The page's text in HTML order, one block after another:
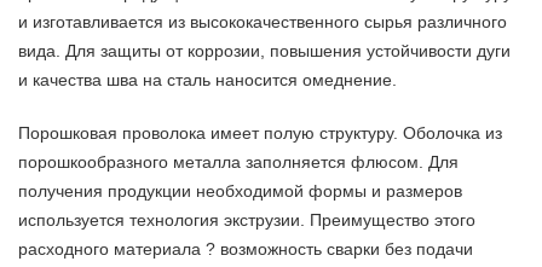
и изготавливается из высококачественного сырья различного
вида. Для защиты от коррозии, повышения устойчивости дуги
и качества шва на сталь наносится омеднение.
Порошковая проволока имеет полую структуру. Оболочка из
порошкообразного металла заполняется флюсом. Для
получения продукции необходимой формы и размеров
используется технология экструзии. Преимущество этого
расходного материала ? возможность сварки без подачи